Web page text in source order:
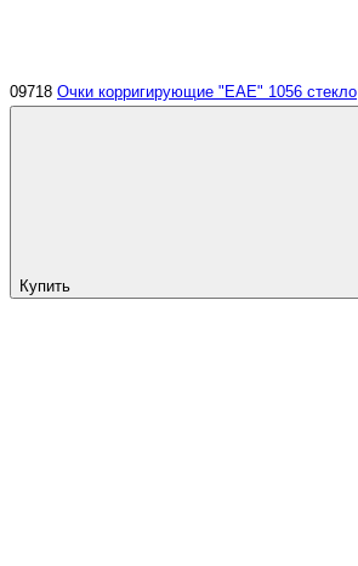
09718 Очки корригирующие "EAE" 1056 стекло
Купить